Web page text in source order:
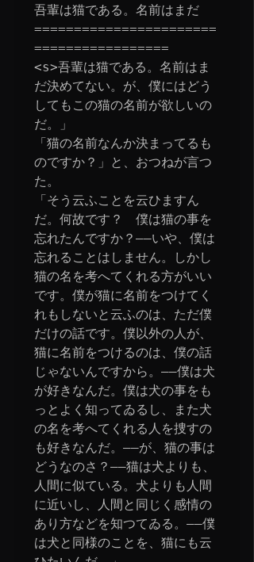
吾輩は猫である。名前はまだ
=======================
=================
<s>吾輩は猫である。名前はま
だ決めてない。が、僕にはどう
してもこの猫の名前が欲しいの
だ。」
「猫の名前なんか決まってるも
のですか？」と、おつねが言つ
た。
「そう云ふことを云ひますん
だ。何故です？　僕は猫の事を
忘れたんですか？――いや、僕は
忘れることはしません。しかし
猫の名を考へてくれる方がいい
です。僕が猫に名前をつけてく
れもしないと云ふのは、ただ僕
だけの話です。僕以外の人が、
猫に名前をつけるのは、僕の話
じゃないんですから。――僕は犬
が好きなんだ。僕は犬の事をも
っとよく知ってゐるし、また犬
の名を考へてくれる人を捜すの
も好きなんだ。――が、猫の事は
どうなのさ？――猫は犬よりも、
人間に似ている。犬よりも人間
に近いし、人間と同じく感情の
あり方などを知つてゐる。――僕
は犬と同様のことを、猫にも云